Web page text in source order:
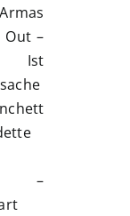
Out –
Ist
–